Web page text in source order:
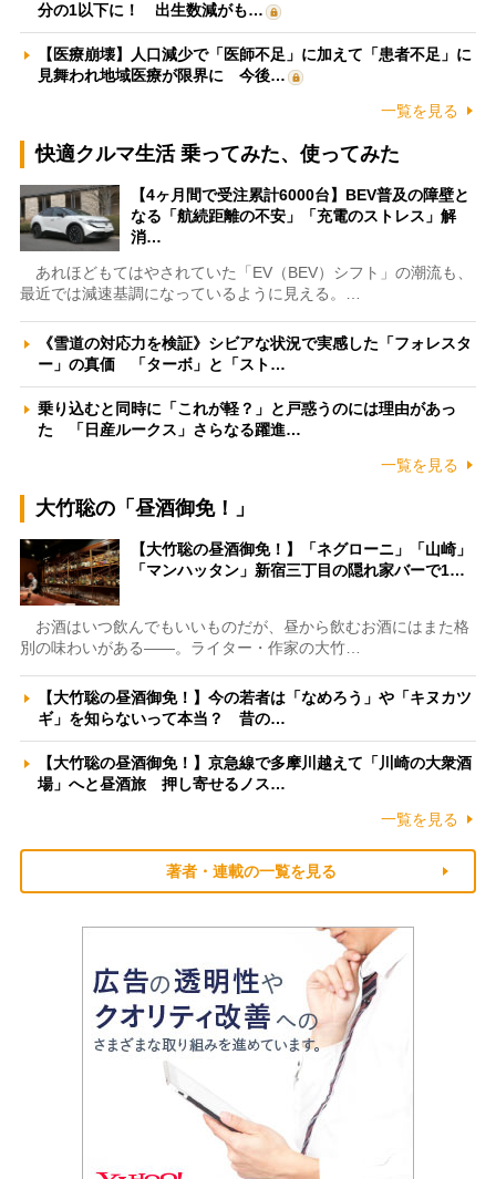
分の1以下に！ 出生数減がも…
【医療崩壊】人口減少で「医師不足」に加えて「患者不足」に
見舞われ地域医療が限界に 今後…
一覧を見る
快適クルマ生活 乗ってみた、使ってみた
【4ヶ月間で受注累計6000台】BEV普及の障壁と
なる「航続距離の不安」「充電のストレス」解
消…
あれほどもてはやされていた「EV（BEV）シフト」の潮流も、
最近では減速基調になっているように見える。…
《雪道の対応力を検証》シビアな状況で実感した「フォレスタ
ー」の真価 「ターボ」と「スト…
乗り込むと同時に「これが軽？」と戸惑うのには理由があっ
た 「日産ルークス」さらなる躍進…
一覧を見る
大竹聡の「昼酒御免！」
【大竹聡の昼酒御免！】「ネグローニ」「山崎」
「マンハッタン」新宿三丁目の隠れ家バーで1…
お酒はいつ飲んでもいいものだが、昼から飲むお酒にはまた格
別の味わいがある――。ライター・作家の大竹…
【大竹聡の昼酒御免！】今の若者は「なめろう」や「キヌカツ
ギ」を知らないって本当？ 昔の…
【大竹聡の昼酒御免！】京急線で多摩川越えて「川崎の大衆酒
場」へと昼酒旅 押し寄せるノス…
一覧を見る
著者・連載の一覧を見る